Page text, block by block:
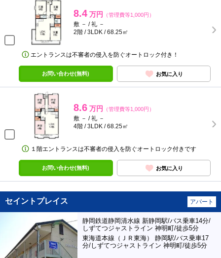
8.4 万円 （管理費等1,000円）
敷 － / 礼 －
2階 / 3LDK / 68.25㎡
エントランスは不審者の侵入を防ぐオートロック付き！
お問い合わせ(無料) お気に入り
8.6 万円 （管理費等1,000円）
敷 － / 礼 －
4階 / 3LDK / 68.25㎡
１階エントランスは不審者の侵入を防ぐオートロック付きです
お問い合わせ(無料) お気に入り
セイントプレイス アパート
静岡鉄道静岡清水線 新静岡駅/バス乗車14分/
しずてつジャストライン 神明町/徒歩5分
東海道本線（ＪＲ東海） 静岡駅/バス乗車17
分/しずてつジャストライン 神明町/徒歩5分